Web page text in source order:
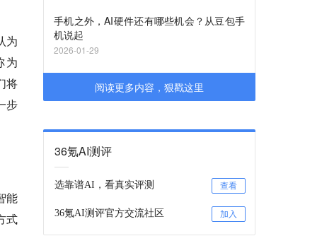
为
为
将
步
能
式
手机之外，AI硬件还有哪些机会？从豆包手
机说起
2026-01-29
阅读更多内容，狠戳这里
36氪AI测评
选靠谱AI，看真实评测 查看
36氪AI测评官方交流社区 加入